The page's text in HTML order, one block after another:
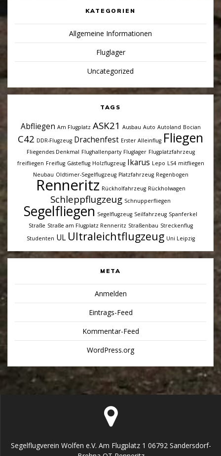
KATEGORIEN
Allgemeine Informationen
Fluglager
Uncategorized
TAGS
Abfliegen Am Flugplatz ASK21 Ausbau Auto Autoland Bocian
C42 DDR-Flugzeug Drachenfest Erster Alleinflug Fliegen
Fliegendes Denkmal Flughallenparty Fluglager Flugplatzfahrzeug
freifliegen Freiflug Gästeflug Holzflugzeug Ikarus Lepo LS4 mitfliegen
Neubau Oldtimer-Segelflugzeug Platzfahrzeug Regenbogen
Renneritz Rückholfahrzeug Rückholwagen
Schleppflugzeug Schnupperfliegen
Segelfliegen Segelflugzeug Seilfahrzeug Spanferkel
Straße Straße am Flugplatz Renneritz Straßenbau Streckenflug
Studenten UL Ultraleichtflugzeug Uni Leipzig
META
Anmelden
Eintrags-Feed
Kommentar-Feed
WordPress.org
Segelflugverein Wolfen e.V. Am Flugplatz 1 06792 Sandersdorf-